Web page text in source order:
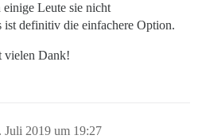
Leute sie nicht
ist definitiv die einfachere Option.
vielen Dank!
Juli 2019 um 19:27